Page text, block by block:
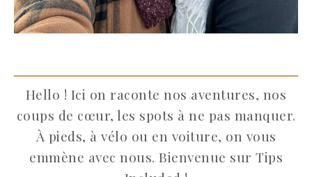
Hello ! Ici on raconte nos aventures, nos
coups de cœur, les spots à ne pas manquer.
À pieds, à vélo ou en voiture, on vous
emmène avec nous. Bienvenue sur Tips